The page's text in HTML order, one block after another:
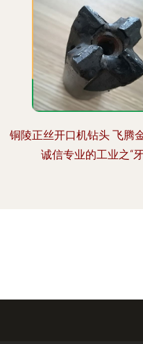
铜陵正丝开口机钻头 飞腾
诚信专业的工业之“